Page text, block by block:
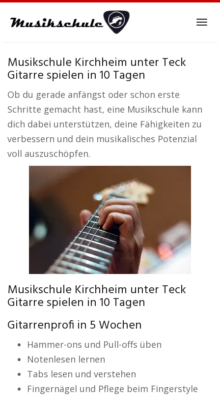
Musikschule Kirchheim unter Teck
Gitarre spielen in 10 Tagen
Ob du gerade anfängst oder schon erste
Schritte gemacht hast, eine Musikschule kann
dich dabei unterstützen, deine Fähigkeiten zu
verbessern und dein musikalisches Potenzial
voll auszuschöpfen.
Musikschule Kirchheim unter Teck
Gitarre spielen in 10 Tagen
Gitarrenprofi in 5 Wochen
Hammer-ons und Pull-offs üben
Notenlesen lernen
Tabs lesen und verstehen
Fingernägel und Pflege beim Fingerstyle